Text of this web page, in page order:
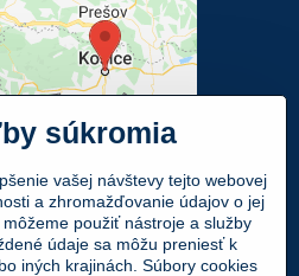
súkromia
vašej návštevy tejto webovej
a zhromažďovanie údajov o jej
použiť nástroje a služby
údaje sa môžu preniesť k
iných krajinách. Súbory cookies